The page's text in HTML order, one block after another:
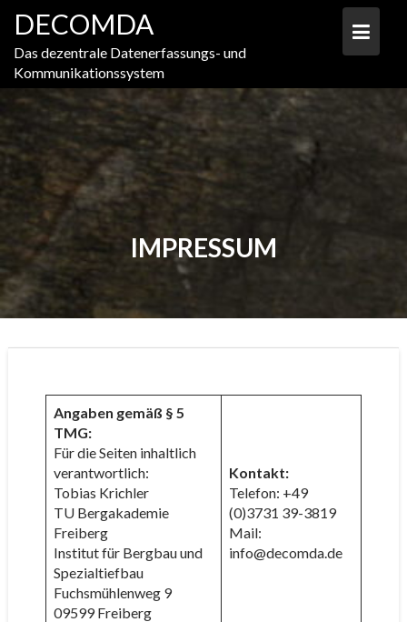
content
DECOMDA
Das dezentrale Datenerfassungs- und
Kommunikationssystem
IMPRESSUM
Angaben gemäß § 5
TMG:
Für die Seiten inhaltlich
verantwortlich:
Tobias Krichler
TU Bergakademie
Freiberg
Institut für Bergbau und
Spezialtiefbau
Fuchsmühlenweg 9
09599 Freiberg
Kontakt:
Telefon: +49
(0)3731 39-3819
Mail:
info@decomda.de